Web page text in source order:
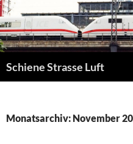
Zum
Inhalt
springen
Schiene Strasse Luft
Monatsarchiv: November